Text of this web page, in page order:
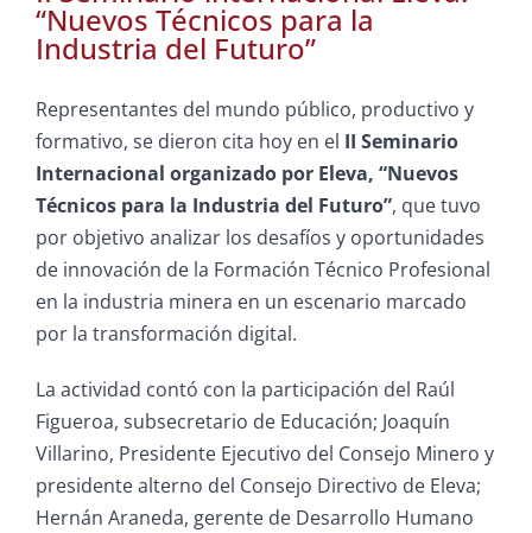
“Nuevos Técnicos para la
Industria del Futuro”
Representantes del mundo público, productivo y
formativo, se dieron cita hoy en el II Seminario
Internacional organizado por Eleva, “Nuevos
Técnicos para la Industria del Futuro”, que tuvo
por objetivo analizar los desafíos y oportunidades
de innovación de la Formación Técnico Profesional
en la industria minera en un escenario marcado
por la transformación digital.
La actividad contó con la participación del Raúl
Figueroa, subsecretario de Educación; Joaquín
Villarino, Presidente Ejecutivo del Consejo Minero y
presidente alterno del Consejo Directivo de Eleva;
Hernán Araneda, gerente de Desarrollo Humano